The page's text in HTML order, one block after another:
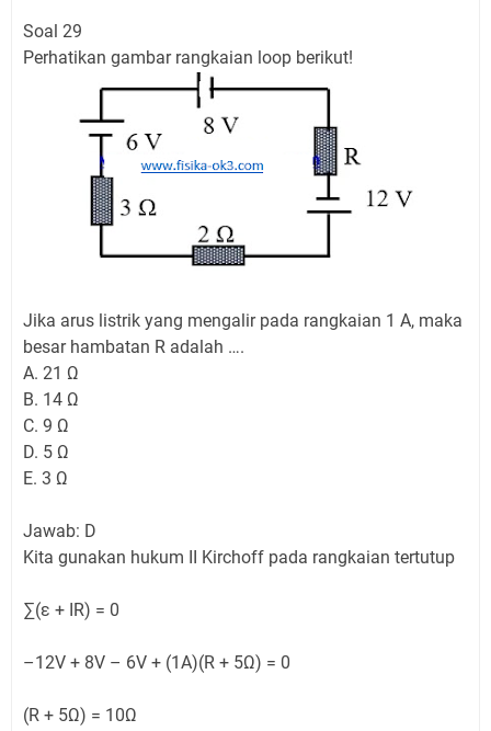
Soal 29
Perhatikan gambar rangkaian loop berikut!
Jika arus listrik yang mengalir pada rangkaian 1 A, maka
besar hambatan R adalah ….
A. 21 Ω
B. 14 Ω
C. 9 Ω
D. 5 Ω
E. 3 Ω
Jawab: D
Kita gunakan hukum II Kirchoff pada rangkaian tertutup
∑(ε + IR) = 0
–12V + 8V – 6V + (1A)(R + 5Ω) = 0
(R + 5Ω) = 10Ω